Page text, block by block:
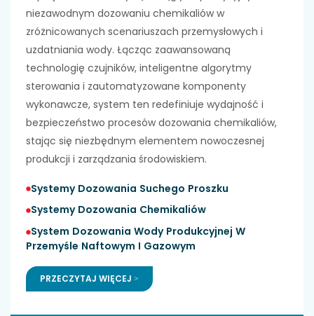
niezawodnym dozowaniu chemikaliów w
zróżnicowanych scenariuszach przemysłowych i
uzdatniania wody. Łącząc zaawansowaną
technologię czujników, inteligentne algorytmy
sterowania i zautomatyzowane komponenty
wykonawcze, system ten redefiniuje wydajność i
bezpieczeństwo procesów dozowania chemikaliów,
stając się niezbędnym elementem nowoczesnej
produkcji i zarządzania środowiskiem.
Systemy Dozowania Suchego Proszku
Systemy Dozowania Chemikaliów
System Dozowania Wody Produkcyjnej W
Przemyśle Naftowym I Gazowym
PRZECZYTAJ WIĘCEJ >